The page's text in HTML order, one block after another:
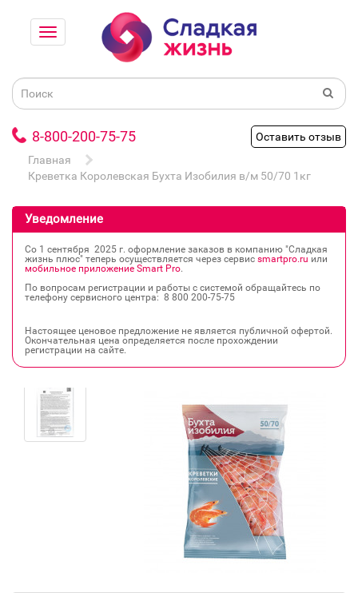
8-800-200-75-75
Оставить отзыв
Главная
Креветка Королевская Бухта Изобилия в/м 50/70 1кг
Уведомление
Со 1 сентября 2025 г. оформление заказов в компанию "Сладкая
жизнь плюс" теперь осуществляется через сервис smartpro.ru или
мобильное приложение Smart Pro.
По вопросам регистрации и работы с системой обращайтесь по
телефону сервисного центра: 8 800 200‐75‐75
Настоящее ценовое предложение не является публичной офертой.
Окончательная цена определяется после прохождении
регистрации на сайте.